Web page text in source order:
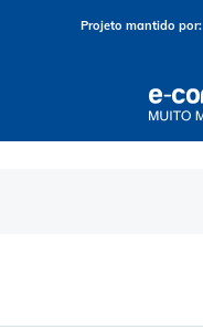
Projeto mantido por: